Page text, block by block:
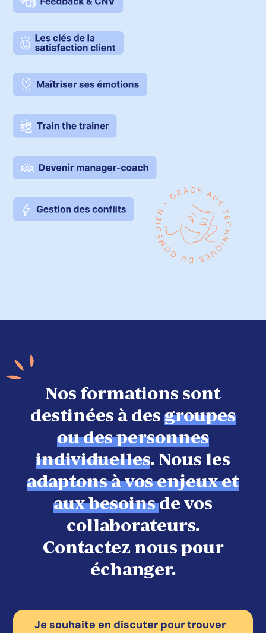
Nos formations sont
destinées à des groupes
ou des personnes
individuelles. Nous les
adaptons à vos enjeux et
aux besoinsde vos
collaborateurs.
Contactez nous pour
échanger.
Je souhaite en discuter pour trouver